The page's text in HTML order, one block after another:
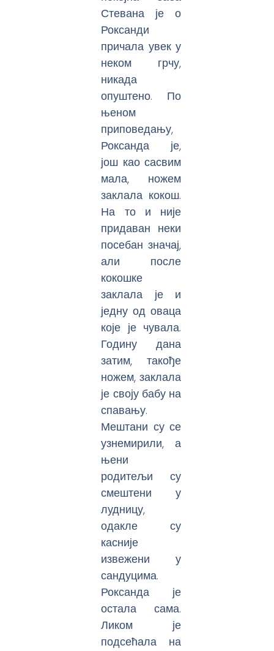
Стевана је о
Роксанди
причала увек у
неком грчу,
никада
опуштено. По
њеном
приповедању,
Роксанда је,
још као сасвим
мала, ножем
заклала кокош.
На то и није
придаван неки
посебан значај,
али после
кокошке
заклала је и
једну од оваца
које је чувала.
Годину дана
затим, такође
ножем, заклала
је своју бабу на
спавању.
Мештани су се
узнемирили, а
њени
родитељи су
смештени у
лудницу,
одакле су
касније
извежени у
сандуцима.
Роксанда је
остала сама.
Ликом је
подсећала на